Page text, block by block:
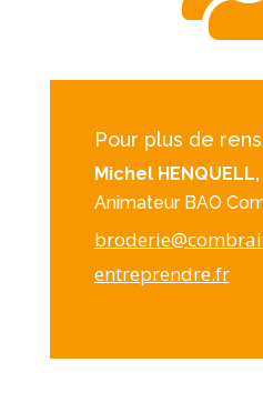
Pour plus de
Michel HENQUELL,
Animateur BAO
entreprendre.fr